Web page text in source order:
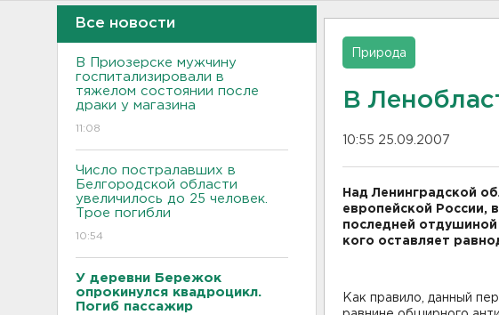
Все новости
В Приозерске мужчину
госпитализировали в
тяжелом состоянии после
драки у магазина
11:08
Число постралавших в
Белгородской области
увеличилось до 25 человек.
Трое погибли
10:54
У деревни Бережок
опрокинулся квадроцикл.
Погиб пассажир
Природа
В
10:55 25.09.2007
Над Ленинградской
европейской России,
последней
кого оставляет
Как правило, данный